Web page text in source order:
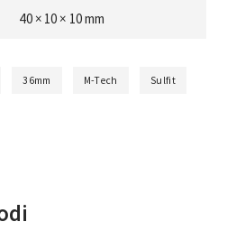
40 × 10 × 10 mm
36mm M-Tech Sulfit